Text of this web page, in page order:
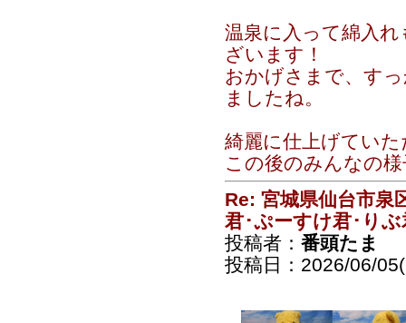
温泉に入って綿入
ざいます！
おかげさまで、す
ましたね。
綺麗に仕上げてい
この後のみんなの
Re: 宮城県仙台市泉
君･ぷーすけ君･りぶ
投稿者： 番頭たま
投稿日：2026/06/